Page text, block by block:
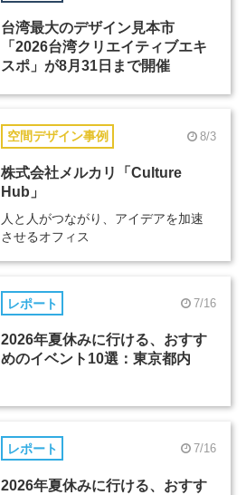
台湾最大のデザイン見本市
「2026台湾クリエイティブエキ
スポ」が8月31日まで開催
空間デザイン事例 8/3
株式会社メルカリ「Culture
Hub」
人と人がつながり、アイデアを加速
させるオフィス
レポート 7/16
2026年夏休みに行ける、おすす
めのイベント10選：東京都内
レポート 7/16
2026年夏休みに行ける、おすす